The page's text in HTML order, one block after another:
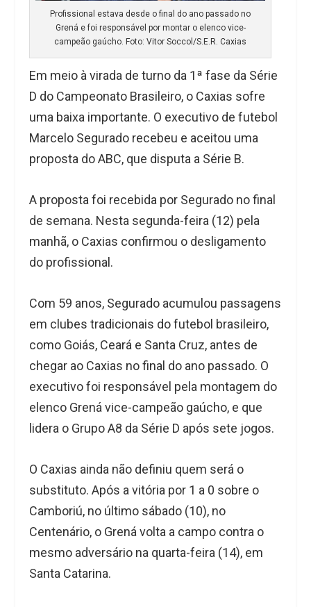
Profissional estava desde o final do ano passado no
Grená e foi responsável por montar o elenco vice-
campeão gaúcho. Foto: Vitor Soccol/S.E.R. Caxias
Em meio à virada de turno da 1ª fase da Série
D do Campeonato Brasileiro, o Caxias sofre
uma baixa importante. O executivo de futebol
Marcelo Segurado recebeu e aceitou uma
proposta do ABC, que disputa a Série B.
A proposta foi recebida por Segurado no final
de semana. Nesta segunda-feira (12) pela
manhã, o Caxias confirmou o desligamento
do profissional.
Com 59 anos, Segurado acumulou passagens
em clubes tradicionais do futebol brasileiro,
como Goiás, Ceará e Santa Cruz, antes de
chegar ao Caxias no final do ano passado. O
executivo foi responsável pela montagem do
elenco Grená vice-campeão gaúcho, e que
lidera o Grupo A8 da Série D após sete jogos.
O Caxias ainda não definiu quem será o
substituto. Após a vitória por 1 a 0 sobre o
Camboriú, no último sábado (10), no
Centenário, o Grená volta a campo contra o
mesmo adversário na quarta-feira (14), em
Santa Catarina.